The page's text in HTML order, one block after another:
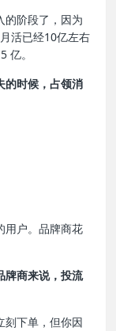
的阶段了，因为
活已经10亿左右
亿。
的时候，占领消
用户。品牌商花
牌商来说，投流
刻下单，但你因